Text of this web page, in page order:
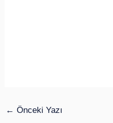
← Önceki Yazı